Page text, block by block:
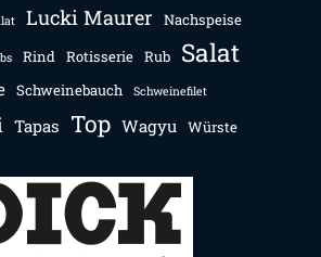
Lucki Maurer Nachspeise
Rind Rotisserie Rub Salat
Schweinebauch Schweinefilet
Tapas Top Wagyu Würste